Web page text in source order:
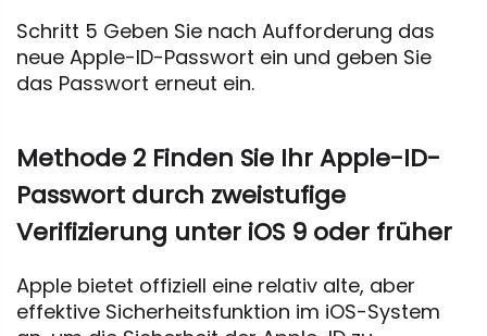
Schritt 5 Geben Sie nach Aufforderung das
neue Apple-ID-Passwort ein und geben Sie
das Passwort erneut ein.
Methode 2 Finden Sie Ihr Apple-ID-
Passwort durch zweistufige
Verifizierung unter iOS 9 oder früher
Apple bietet offiziell eine relativ alte, aber
effektive Sicherheitsfunktion im iOS-System